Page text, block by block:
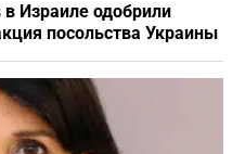
Израиле одобрили
посольства Украины